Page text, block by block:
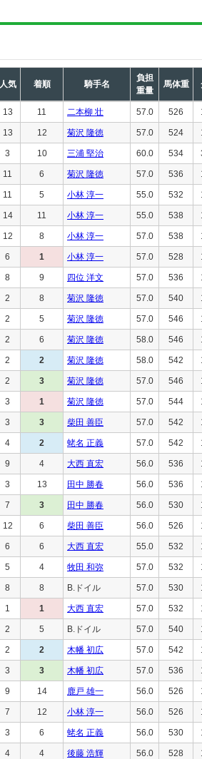
人気 着順 騎手名
負担
重量
馬体重
13 11 二本柳 壮 57.0 526
13 12 菊沢 隆徳 57.0 524
3 10 三浦 堅治 60.0 534
11 6 菊沢 隆徳 57.0 536
11 5 小林 淳一 55.0 532
14 11 小林 淳一 55.0 538
12 8 小林 淳一 57.0 538
6 1 小林 淳一 57.0 528
8 9 四位 洋文 57.0 536
2 8 菊沢 隆徳 57.0 540
2 5 菊沢 隆徳 57.0 546
2 6 菊沢 隆徳 58.0 546
2 2 菊沢 隆徳 58.0 542
2 3 菊沢 隆徳 57.0 546
3 1 菊沢 隆徳 57.0 544
3 3 柴田 善臣 57.0 542
4 2 蛯名 正義 57.0 542
9 4 大西 直宏 56.0 536
3 13 田中 勝春 56.0 536
7 3 田中 勝春 56.0 530
12 6 柴田 善臣 56.0 526
6 6 大西 直宏 55.0 532
5 4 牧田 和弥 57.0 532
8 8 B.ドイル 57.0 530
1 1 大西 直宏 57.0 532
2 5 B.ドイル 57.0 540
2 2 木幡 初広 57.0 542
3 3 木幡 初広 57.0 536
9 14 鹿戸 雄一 56.0 526
7 12 小林 淳一 56.0 526
3 6 蛯名 正義 56.0 530
4 4 後藤 浩輝 56.0 528